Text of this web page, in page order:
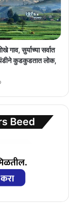
गाव, सुर्याच्या सर्वात
कुडकुडतात लोक,
Beed